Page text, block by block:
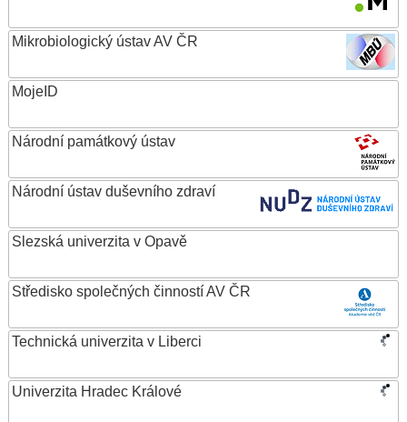
Mikrobiologický ústav AV ČR
MojeID
Národní památkový ústav
Národní ústav duševního zdraví
Slezská univerzita v Opavě
Středisko společných činností AV ČR
Technická univerzita v Liberci
Univerzita Hradec Králové